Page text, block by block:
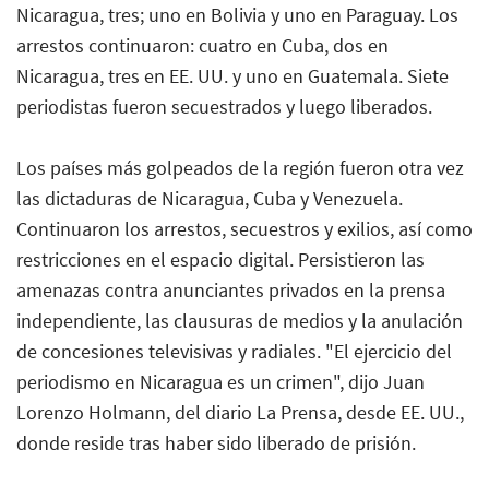
Nicaragua, tres; uno en Bolivia y uno en Paraguay. Los
arrestos continuaron: cuatro en Cuba, dos en
Nicaragua, tres en EE. UU. y uno en Guatemala. Siete
periodistas fueron secuestrados y luego liberados.
Los países más golpeados de la región fueron otra vez
las dictaduras de Nicaragua, Cuba y Venezuela.
Continuaron los arrestos, secuestros y exilios, así como
restricciones en el espacio digital. Persistieron las
amenazas contra anunciantes privados en la prensa
independiente, las clausuras de medios y la anulación
de concesiones televisivas y radiales. "El ejercicio del
periodismo en Nicaragua es un crimen", dijo Juan
Lorenzo Holmann, del diario La Prensa, desde EE. UU.,
donde reside tras haber sido liberado de prisión.